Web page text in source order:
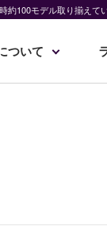
100モデル取り揃えてい
ついて